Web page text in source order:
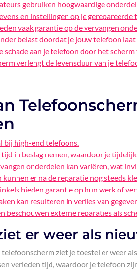
gebruiken hoogwaardige
en instellingen op je gerepareerde
vaak garantie op de vervangen
belast doordat je jouw telefoon
schade aan je telefoon door het
verlengt de levensduur van je
bij high-end telefoons.
tijd in beslag nemen, waardoor je
onderdelen kan variëren, wat
kunnen er na de reparatie nog steeds
bieden garantie op hun werk of
kan resulteren in verlies van
beschouwen externe reparaties als
er weer als
ziet je toestel er weer
verleden tijd, waardoor je telefoon